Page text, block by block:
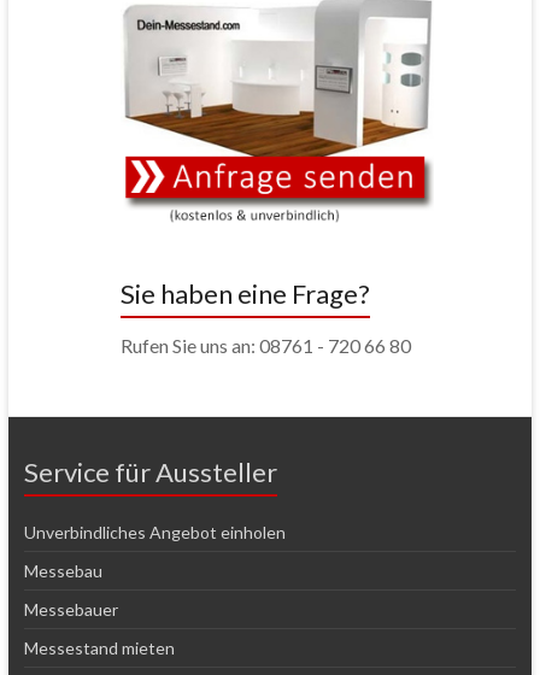
Sie haben eine Frage?
Rufen Sie uns an: 08761 - 720 66 80
Service für Aussteller
Unverbindliches Angebot einholen
Messebau
Messebauer
Messestand mieten